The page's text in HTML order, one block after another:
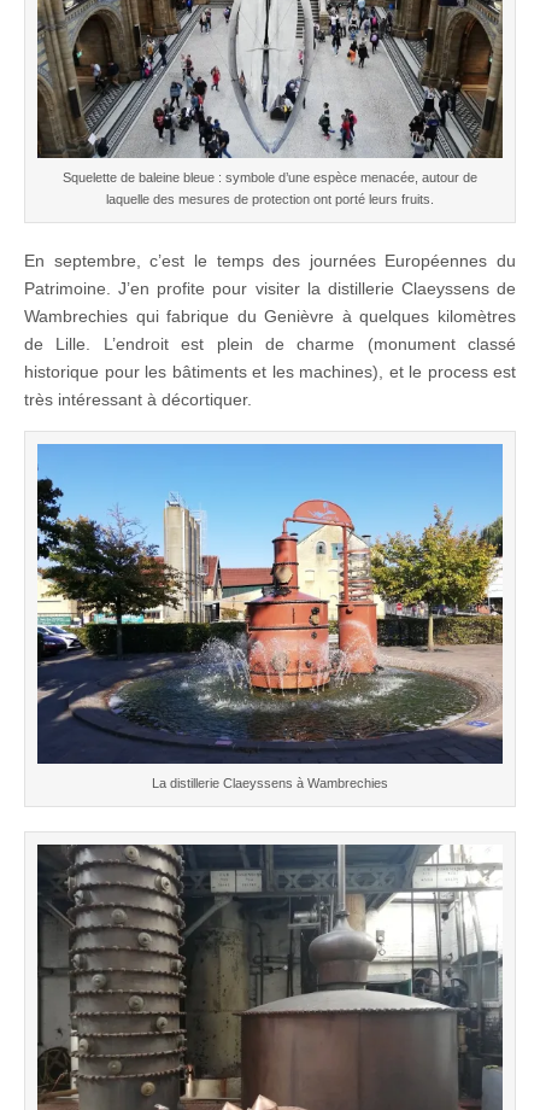
Squelette de baleine bleue : symbole d’une espèce menacée, autour de
laquelle des mesures de protection ont porté leurs fruits.
En septembre, c’est le temps des journées Européennes du
Patrimoine. J’en profite pour visiter la distillerie Claeyssens de
Wambrechies qui fabrique du Genièvre à quelques kilomètres
de Lille. L’endroit est plein de charme (monument classé
historique pour les bâtiments et les machines), et le process est
très intéressant à décortiquer.
La distillerie Claeyssens à Wambrechies